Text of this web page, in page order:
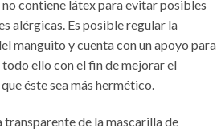
contiene látex para evitar posibles
alérgicas. Es posible regular la
manguito y cuenta con un apoyo para
todo ello con el fin de mejorar el
éste sea más hermético.
transparente de la mascarilla de